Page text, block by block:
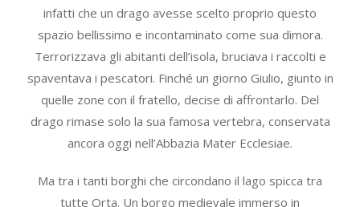
infatti che un drago avesse scelto proprio questo
spazio bellissimo e incontaminato come sua dimora.
Terrorizzava gli abitanti dell’isola, bruciava i raccolti e
spaventava i pescatori. Finché un giorno Giulio, giunto in
quelle zone con il fratello, decise di affrontarlo. Del
drago rimase solo la sua famosa vertebra, conservata
ancora oggi nell’Abbazia Mater Ecclesiae.
Ma tra i tanti borghi che circondano il lago spicca tra
tutte Orta. Un borgo medievale immerso in